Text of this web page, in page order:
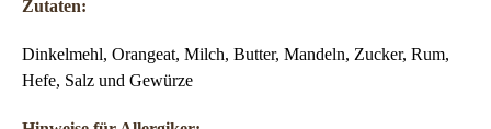
Zutaten:
Dinkelmehl, Orangeat, Milch, Butter, Mandeln, Zucker, Rum,
Hefe, Salz und Gewürze